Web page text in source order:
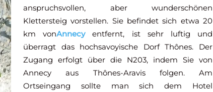
anspruchsvollen, aber wunderschönen
Klettersteig vorstellen. Sie befindet sich etwa 20
km vonAnnecyentfernt, ist sehr luftig und
überragt das hochsavoyische Dorf Thônes. Der
Zugang erfolgt über die N203, indem Sie von
Annecy aus Thônes-Aravis folgen. Am
Ortseingang sollte man sich dem Hotel